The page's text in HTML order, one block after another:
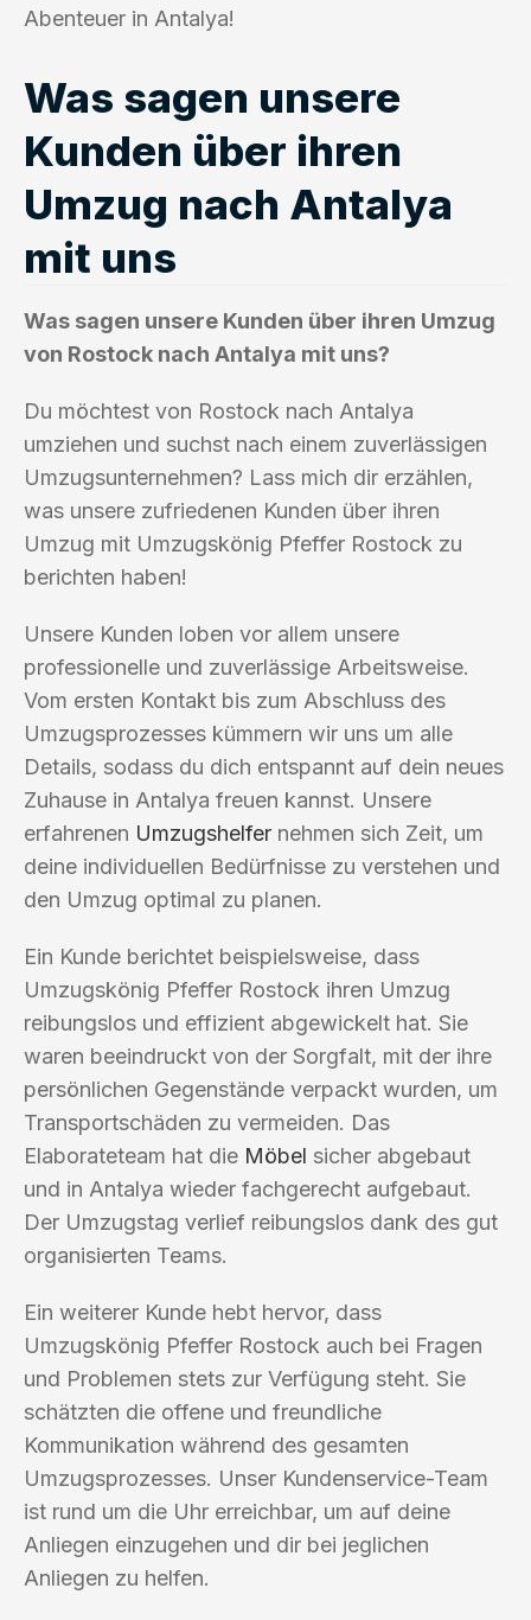
Abenteuer in Antalya!
Was sagen unsere
Kunden über ihren
Umzug nach Antalya
mit uns
Was sagen unsere Kunden über ihren Umzug
von Rostock nach Antalya mit uns?
Du möchtest von Rostock nach Antalya
umziehen und suchst nach einem zuverlässigen
Umzugsunternehmen? Lass mich dir erzählen,
was unsere zufriedenen Kunden über ihren
Umzug mit Umzugskönig Pfeffer Rostock zu
berichten haben!
Unsere Kunden loben vor allem unsere
professionelle und zuverlässige Arbeitsweise.
Vom ersten Kontakt bis zum Abschluss des
Umzugsprozesses kümmern wir uns um alle
Details, sodass du dich entspannt auf dein neues
Zuhause in Antalya freuen kannst. Unsere
erfahrenen Umzugshelfer nehmen sich Zeit, um
deine individuellen Bedürfnisse zu verstehen und
den Umzug optimal zu planen.
Ein Kunde berichtet beispielsweise, dass
Umzugskönig Pfeffer Rostock ihren Umzug
reibungslos und effizient abgewickelt hat. Sie
waren beeindruckt von der Sorgfalt, mit der ihre
persönlichen Gegenstände verpackt wurden, um
Transportschäden zu vermeiden. Das
Elaborateteam hat die Möbel sicher abgebaut
und in Antalya wieder fachgerecht aufgebaut.
Der Umzugstag verlief reibungslos dank des gut
organisierten Teams.
Ein weiterer Kunde hebt hervor, dass
Umzugskönig Pfeffer Rostock auch bei Fragen
und Problemen stets zur Verfügung steht. Sie
schätzten die offene und freundliche
Kommunikation während des gesamten
Umzugsprozesses. Unser Kundenservice-Team
ist rund um die Uhr erreichbar, um auf deine
Anliegen einzugehen und dir bei jeglichen
Anliegen zu helfen.